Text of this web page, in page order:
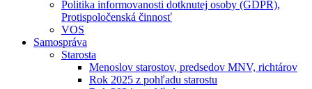
Politika informovanosti dotknutej osoby (GDPR),
Protispoločenská činnosť
VOS
Samospráva
Starosta
Menoslov starostov, predsedov MNV, richtárov
Rok 2025 z pohľadu starostu